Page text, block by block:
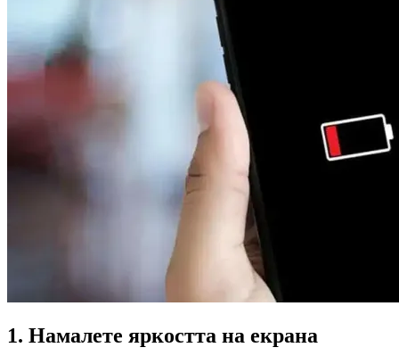
1. Намалете яркостта на екрана